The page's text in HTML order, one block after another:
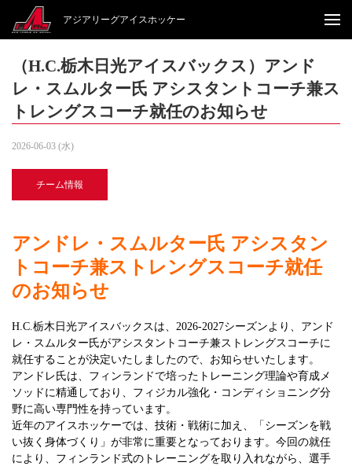
アジアリーグアイスホッケー
（H.C.栃木日光アイスバックス）アンド
レ・スムルター氏 アシスタントコーチ兼ス
トレングスコーチ就任のお知らせ
2026-06-03 (水)
チーム情報
アンドレ・スムルター氏 アシスタン
トコーチ兼ストレングスコーチ就任
のお知らせ
H.C.栃木日光アイスバックスは、2026-2027シーズンより、アンド
レ・スムルター氏がアシスタントコーチ兼ストレングスコーチに
就任することが決定いたしましたので、お知らせいたします。
アンドレ氏は、フィンランドで培ったトレーニング理論や育成メ
ソッドに精通しており、フィジカル強化・コンディショニング分
野に高い専門性を持っています。
近年のアイスホッケーでは、技術・戦術に加え、「シーズンを戦
い抜く身体づくり」が非常に重要となっております。今回の就任
により、フィンランド式のトレーニングを取り入れながら、選手